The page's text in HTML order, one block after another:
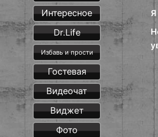
Я
Интересное
Dr.Life
Избавь и прости
Гостевая
Видеочат
Виджет
Фото